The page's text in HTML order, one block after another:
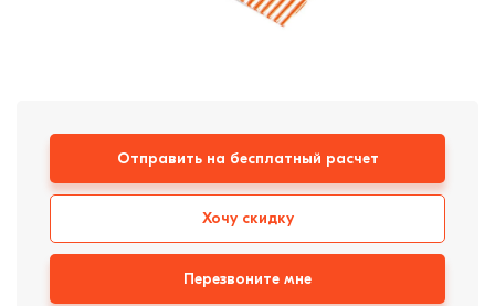
Строительные
смеси
Отправить на бесплатный расчет
Хочу скидку
Перезвоните мне